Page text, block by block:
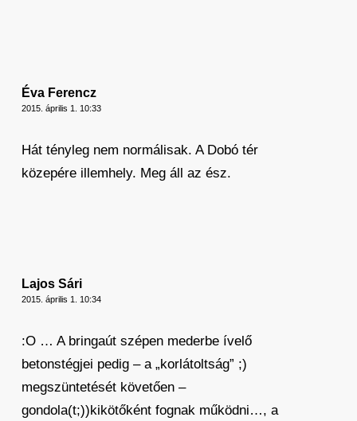
Éva Ferencz
2015. április 1. 10:33
Hát tényleg nem normálisak. A Dobó tér
közepére illemhely. Meg áll az ész.
Lajos Sári
2015. április 1. 10:34
:O … A bringaút szépen mederbe ívelő
betonstégjei pedig – a „korlátoltság” ;)
megszüntetését követően –
gondola(t;))kikötőként fognak működni…, a